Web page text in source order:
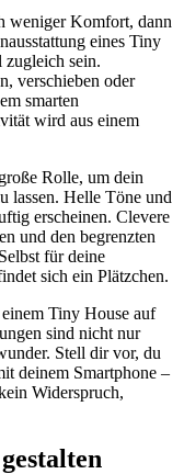
weniger Komfort, dann
eines Tiny
sein.
verschieben oder
smarten
wird aus einem
Rolle, um dein
lassen. Helle Töne und
erscheinen. Clevere
und den begrenzten
für deine
sich ein Plätzchen.
Tiny House auf
sind nicht nur
Stell dir vor, du
deinem Smartphone –
Widerspruch,